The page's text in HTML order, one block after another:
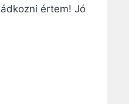
értem! Jó